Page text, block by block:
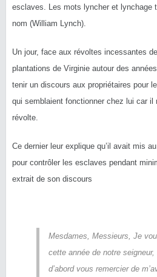
esclaves. Les mots lyncher et lynchage
nom (William Lynch).
Un jour, face aux révoltes incessantes
plantations de Virginie autour des
tenir un discours aux propriétaires pour
qui semblaient fonctionner chez lui car il
révolte.
Ce dernier leur explique qu’il avait mis
pour contrôler les esclaves pendant
extrait de son discours
Mesdames, Messieurs, Je
cette année de notre seigneur,
d’abord vous remercier de